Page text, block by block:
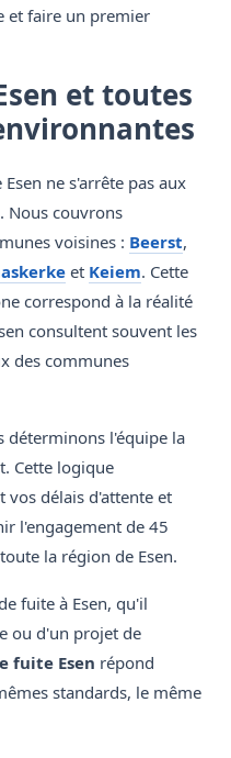
et faire un premier
et toutes
ne s'arrête pas aux
Nous couvrons
voisines : Beerst,
et Keiem. Cette
correspond à la réalité
consultent souvent les
des communes
déterminons l'équipe la
Cette logique
délais d'attente et
l'engagement de 45
la région de Esen.
fuite à Esen, qu'il
ou d'un projet de
fuite Esen répond
standards, le même